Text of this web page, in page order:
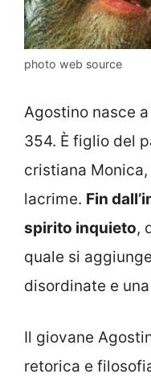
photo web source
Agostino nasce
354. È figlio del
cristiana
lacrime. Fin
spirito inquieto,
quale si
disordinate e
Il giovane
retorica e